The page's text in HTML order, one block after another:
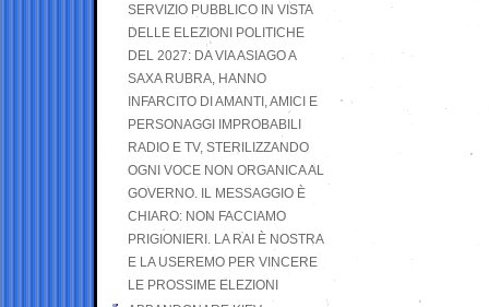
SERVIZIO PUBBLICO IN VISTA
DELLE ELEZIONI POLITICHE
DEL 2027: DA VIA ASIAGO A
SAXA RUBRA, HANNO
INFARCITO DI AMANTI, AMICI E
PERSONAGGI IMPROBABILI
RADIO E TV, STERILIZZANDO
OGNI VOCE NON ORGANICA AL
GOVERNO. IL MESSAGGIO È
CHIARO: NON FACCIAMO
PRIGIONIERI. LA RAI È NOSTRA
E LA USEREMO PER VINCERE
LE PROSSIME ELEZIONI